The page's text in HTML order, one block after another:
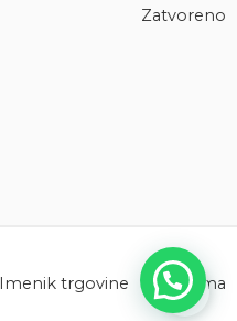
Zatvoreno
Imenik trgovine O nama